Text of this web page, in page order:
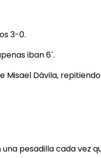
3-0.
iban 6´.
Dávila,
pesadilla cada vez